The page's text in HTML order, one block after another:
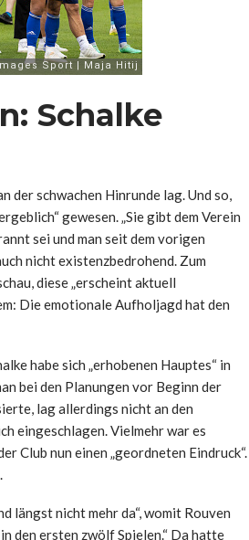
Schalke
der schwachen Hinrunde lag. Und so,
gewesen. „Sie gibt dem Verein
sei und man seit dem vorigen
nicht existenzbedrohend. Zum
diese „erscheint aktuell
Die emotionale Aufholjagd hat den
habe sich „erhobenen Hauptes“ in
bei den Planungen vor Beginn der
lag allerdings nicht an den
eingeschlagen. Vielmehr war es
Club nun einen „geordneten Eindruck“.
längst nicht mehr da“, womit Rouven
den ersten zwölf Spielen.“ Da hatte